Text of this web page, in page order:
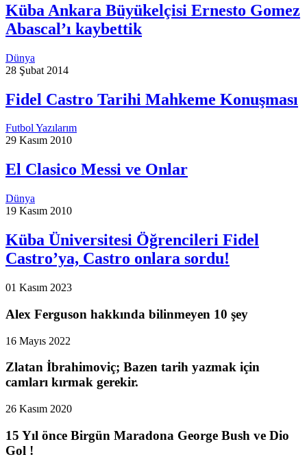
Küba Ankara Büyükelçisi Ernesto Gomez
Abascal’ı kaybettik
Dünya
28 Şubat 2014
Fidel Castro Tarihi Mahkeme Konuşması
Futbol Yazılarım
29 Kasım 2010
El Clasico Messi ve Onlar
Dünya
19 Kasım 2010
Küba Üniversitesi Öğrencileri Fidel
Castro’ya, Castro onlara sordu!
01 Kasım 2023
Alex Ferguson hakkında bilinmeyen 10 şey
16 Mayıs 2022
Zlatan İbrahimoviç; Bazen tarih yazmak için
camları kırmak gerekir.
26 Kasım 2020
15 Yıl önce Birgün Maradona George Bush ve Dio
Gol !